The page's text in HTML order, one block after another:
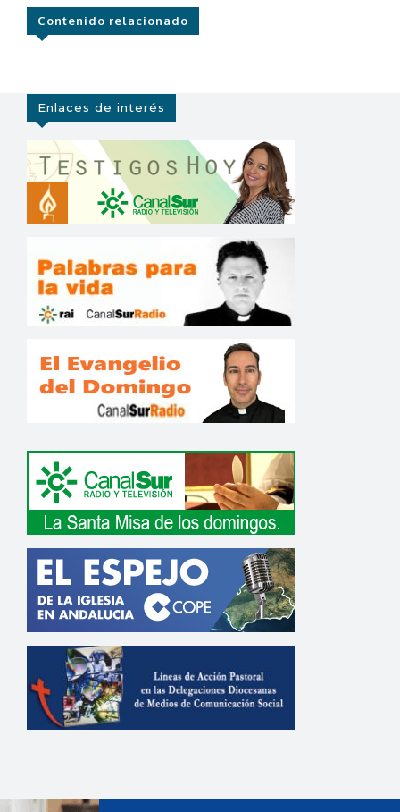
Contenido relacionado
Enlaces de interés